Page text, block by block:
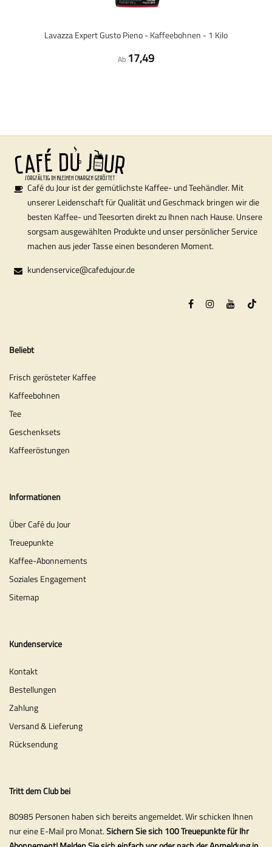
Lavazza Expert Gusto Pieno - Kaffeebohnen - 1 Kilo
Ab 17,49
Café du Jour ist der gemütlichste Kaffee- und Teehändler. Mit
unserer Leidenschaft für Qualität und Geschmack bringen wir die
besten Kaffee- und Teesorten direkt zu Ihnen nach Hause. Unsere
sorgsam ausgewählten Produkte und unser persönlicher Service
machen aus jeder Tasse einen besonderen Moment.
kundenservice@cafedujour.de
Beliebt
Frisch gerösteter Kaffee
Kaffeebohnen
Tee
Geschenksets
Kaffeeröstungen
Informationen
Über Café du Jour
Treuepunkte
Kaffee-Abonnements
Soziales Engagement
Sitemap
Kundenservice
Kontakt
Bestellungen
Zahlung
Versand & Lieferung
Rücksendung
Tritt dem Club bei
80985 Personen haben sich bereits angemeldet. Wir schicken Ihnen
nur eine E-Mail pro Monat.Sichern Sie sich 100 Treuepunkte für Ihr